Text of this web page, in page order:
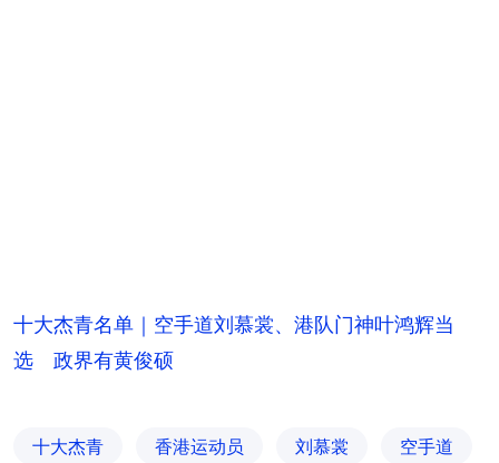
十大杰青名单｜空手道刘慕裳、港队门神叶鸿辉当
选 政界有黄俊硕
十大杰青 香港运动员 刘慕裳 空手道